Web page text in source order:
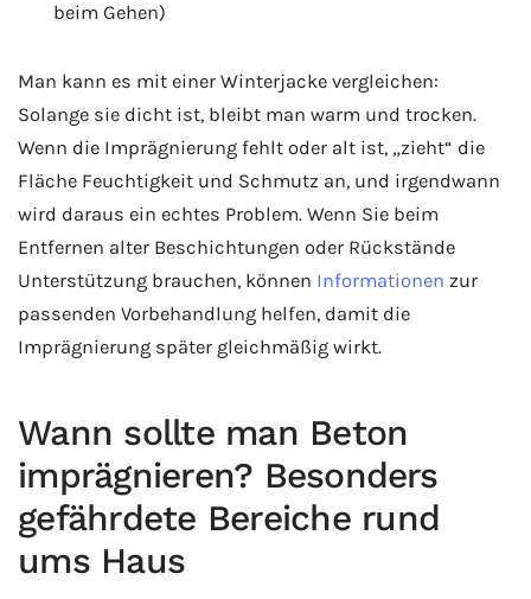
beim Gehen)
Man kann es mit einer Winterjacke vergleichen:
Solange sie dicht ist, bleibt man warm und trocken.
Wenn die Imprägnierung fehlt oder alt ist, „zieht“ die
Fläche Feuchtigkeit und Schmutz an, und irgendwann
wird daraus ein echtes Problem. Wenn Sie beim
Entfernen alter Beschichtungen oder Rückstände
Unterstützung brauchen, können Informationen zur
passenden Vorbehandlung helfen, damit die
Imprägnierung später gleichmäßig wirkt.
Wann sollte man Beton
imprägnieren? Besonders
gefährdete Bereiche rund
ums Haus